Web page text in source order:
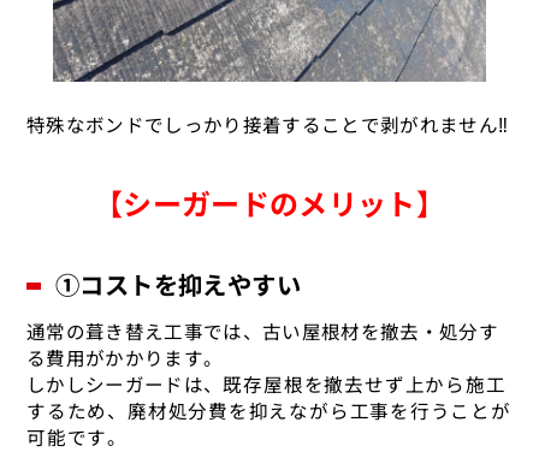
特殊なボンドでしっかり接着することで剥がれません‼
【シーガードのメリット】
①コストを抑えやすい
通常の葺き替え工事では、古い屋根材を撤去・処分す
る費用がかかります。
しかしシーガードは、既存屋根を撤去せず上から施工
するため、廃材処分費を抑えながら工事を行うことが
可能です。